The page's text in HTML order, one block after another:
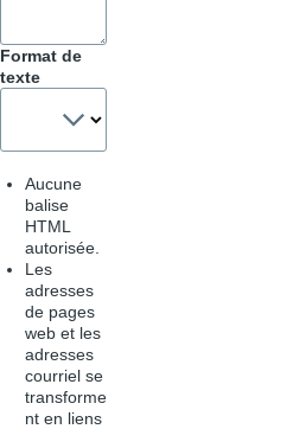
Format de
texte
Aucune
balise
HTML
autorisée.
Les
adresses
de pages
web et les
adresses
courriel se
transforme
nt en liens